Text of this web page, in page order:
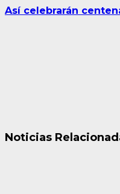
Así celebrarán
Noticias